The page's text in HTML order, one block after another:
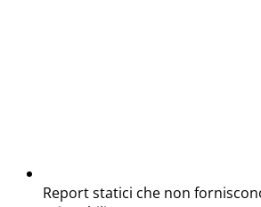
Report statici che non